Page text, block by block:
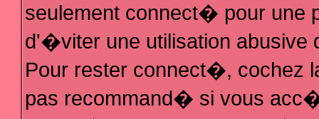
seulement connect� pour
d'�viter une utilisation abusive
Pour rester connect�, cochez
pas recommand� si vous